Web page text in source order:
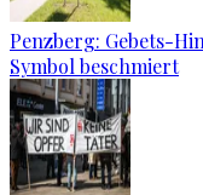
Penzberg: Gebets-
Symbol beschmiert